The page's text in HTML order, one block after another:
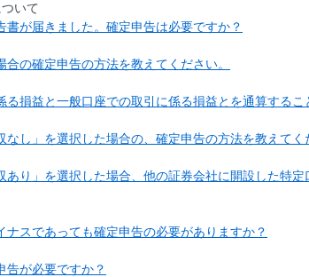
いて
書が届きました。確定申告は必要ですか？
の確定申告の方法を教えてください。
る損益と一般口座での取引に係る損益とを通算するこ
なし」を選択した場合の、確定申告の方法を教えてく
あり」を選択した場合、他の証券会社に開設した特定
ナスであっても確定申告の必要がありますか？
告が必要ですか？